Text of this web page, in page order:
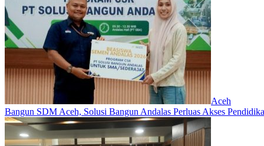
Aceh
Bangun SDM Aceh, Solusi Bangun Andalas Perluas Akses